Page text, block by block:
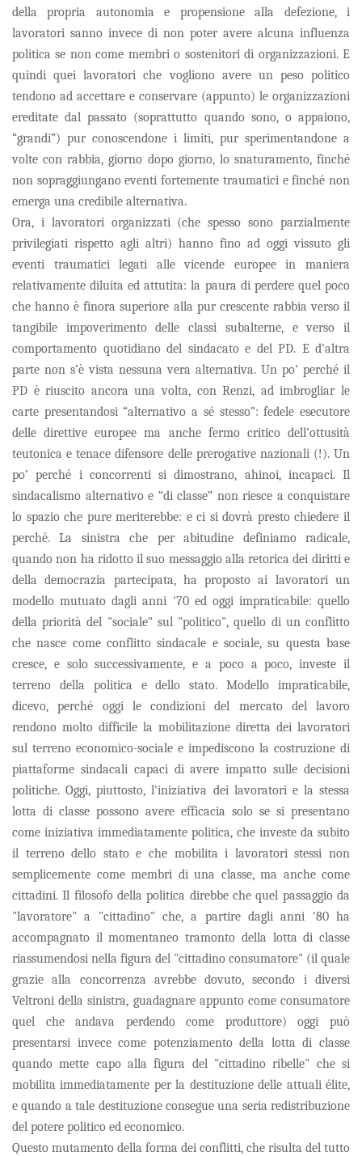
della propria autonomia e propensione alla defezione, i
lavoratori sanno invece di non poter avere alcuna influenza
politica se non come membri o sostenitori di organizzazioni. E
quindi quei lavoratori che vogliono avere un peso politico
tendono ad accettare e conservare (appunto) le organizzazioni
ereditate dal passato (soprattutto quando sono, o appaiono,
“grandi”) pur conoscendone i limiti, pur sperimentandone a
volte con rabbia, giorno dopo giorno, lo snaturamento, finché
non sopraggiungano eventi fortemente traumatici e finché non
emerga una credibile alternativa.
Ora, i lavoratori organizzati (che spesso sono parzialmente
privilegiati rispetto agli altri) hanno fino ad oggi vissuto gli
eventi traumatici legati alle vicende europee in maniera
relativamente diluita ed attutita: la paura di perdere quel poco
che hanno è finora superiore alla pur crescente rabbia verso il
tangibile impoverimento delle classi subalterne, e verso il
comportamento quotidiano del sindacato e del PD. E d’altra
parte non s’è vista nessuna vera alternativa. Un po’ perché il
PD è riuscito ancora una volta, con Renzi, ad imbrogliar le
carte presentandosi “alternativo a sé stesso”: fedele esecutore
delle direttive europee ma anche fermo critico dell’ottusità
teutonica e tenace difensore delle prerogative nazionali (!). Un
po’ perché i concorrenti si dimostrano, ahinoi, incapaci. Il
sindacalismo alternativo e “di classe” non riesce a conquistare
lo spazio che pure meriterebbe: e ci si dovrà presto chiedere il
perché. La sinistra che per abitudine definiamo radicale,
quando non ha ridotto il suo messaggio alla retorica dei diritti e
della democrazia partecipata, ha proposto ai lavoratori un
modello mutuato dagli anni '70 ed oggi impraticabile: quello
della priorità del "sociale" sul "politico", quello di un conflitto
che nasce come conflitto sindacale e sociale, su questa base
cresce, e solo successivamente, e a poco a poco, investe il
terreno della politica e dello stato. Modello impraticabile,
dicevo, perché oggi le condizioni del mercato del lavoro
rendono molto difficile la mobilitazione diretta dei lavoratori
sul terreno economico-sociale e impediscono la costruzione di
piattaforme sindacali capaci di avere impatto sulle decisioni
politiche. Oggi, piuttosto, l'iniziativa dei lavoratori e la stessa
lotta di classe possono avere efficacia solo se si presentano
come iniziativa immediatamente politica, che investe da subito
il terreno dello stato e che mobilita i lavoratori stessi non
semplicemente come membri di una classe, ma anche come
cittadini. Il filosofo della politica direbbe che quel passaggio da
"lavoratore" a "cittadino" che, a partire dagli anni '80 ha
accompagnato il momentaneo tramonto della lotta di classe
riassumendosi nella figura del "cittadino consumatore" (il quale
grazie alla concorrenza avrebbe dovuto, secondo i diversi
Veltroni della sinistra, guadagnare appunto come consumatore
quel che andava perdendo come produttore) oggi può
presentarsi invece come potenziamento della lotta di classe
quando mette capo alla figura del "cittadino ribelle" che si
mobilita immediatamente per la destituzione delle attuali élite,
e quando a tale destituzione consegue una seria redistribuzione
del potere politico ed economico.
Questo mutamento della forma dei conflitti, che risulta del tutto